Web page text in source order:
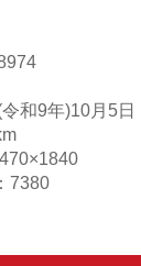
和9年)10月5日
7380